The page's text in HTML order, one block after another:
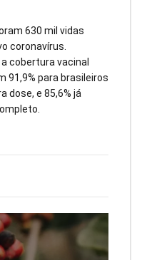
630 mil vidas
coronavírus.
cobertura vacinal
91,9% para brasileiros
dose, e 85,6% já